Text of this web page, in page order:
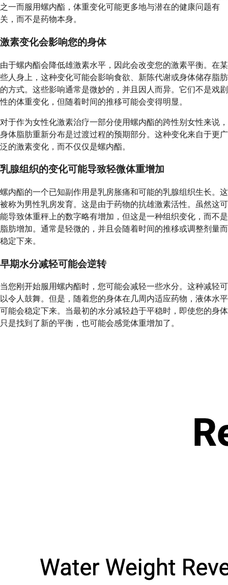
之一而服用螺内酯，体重变化可能更多地与潜在的健康问题有
关，而不是药物本身。
激素变化会影响您的身体
由于螺内酯会降低雄激素水平，因此会改变您的激素平衡。在某
些人身上，这种变化可能会影响食欲、新陈代谢或身体储存脂肪
的方式。这些影响通常是微妙的，并且因人而异。它们不是戏剧
性的体重变化，但随着时间的推移可能会变得明显。
对于作为女性化激素治疗一部分使用螺内酯的跨性别女性来说，
身体脂肪重新分布是过渡过程的预期部分。这种变化来自于更广
泛的激素变化，而不仅仅是螺内酯。
乳腺组织的变化可能导致轻微体重增加
螺内酯的一个已知副作用是乳房胀痛和可能的乳腺组织生长。这
被称为男性乳房发育。这是由于药物的抗雄激素活性。虽然这可
能导致体重秤上的数字略有增加，但这是一种组织变化，而不是
脂肪增加。通常是轻微的，并且会随着时间的推移或调整剂量而
稳定下来。
早期水分减轻可能会逆转
当您刚开始服用螺内酯时，您可能会减轻一些水分。这种减轻可
以令人鼓舞。但是，随着您的身体在几周内适应药物，液体水平
可能会稳定下来。当最初的水分减轻趋于平稳时，即使您的身体
只是找到了新的平衡，也可能会感觉体重增加了。